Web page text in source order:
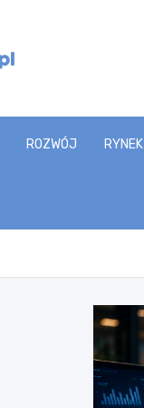
ROZWÓJ RYNEK